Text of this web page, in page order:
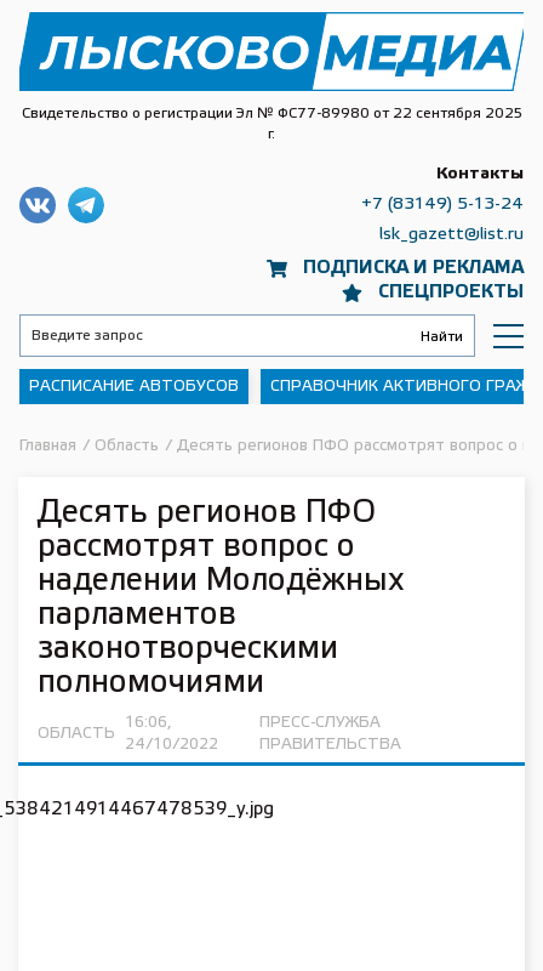
Свидетельство о регистрации Эл № ФС77-89980 от 22 сентября 2025
г.
ПОДПИСКА И РЕКЛАМА
СПЕЦПРОЕКТЫ
Контакты
+7 (83149) 5-13-24
lsk_gazett@list.ru
РАСПИСАНИЕ АВТОБУСОВ СПРАВОЧНИК АКТИВНОГО
Главная / Область / Десять регионов ПФО рассмотрят вопрос о
Десять регионов ПФО
рассмотрят вопрос о
наделении Молодёжных
парламентов
законотворческими
полномочиями
ОБЛАСТЬ
16:06,
24/10/2022
ПРЕСС-СЛУЖБА
ПРАВИТЕЛЬСТВА